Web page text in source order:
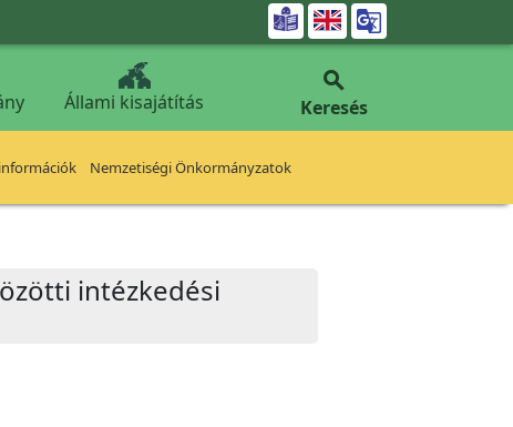

Állami kisajátítás

Keresés
Nemzetiségi Önkormányzatok
intézkedési